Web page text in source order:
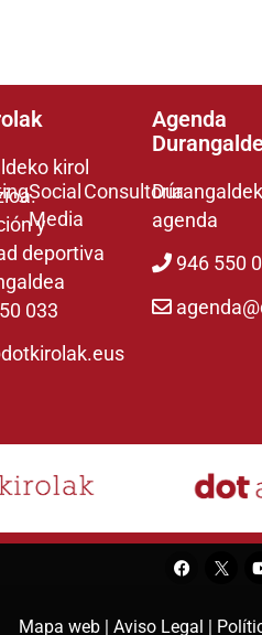
Social
Media
Consultoría
kirol
y
deportiva
033
Agenda
agenda
946 550
Mapa web | Aviso Legal |